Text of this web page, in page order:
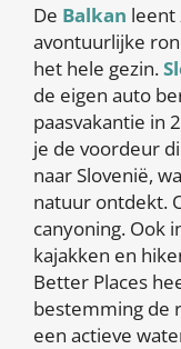
De Balkan leent
avontuurlijke
het hele gezin.
de eigen auto
paasvakantie in
je de voordeur
naar Slovenië,
natuur ontdekt.
canyoning. Ook
kajakken en
Better Places
bestemming de
een actieve